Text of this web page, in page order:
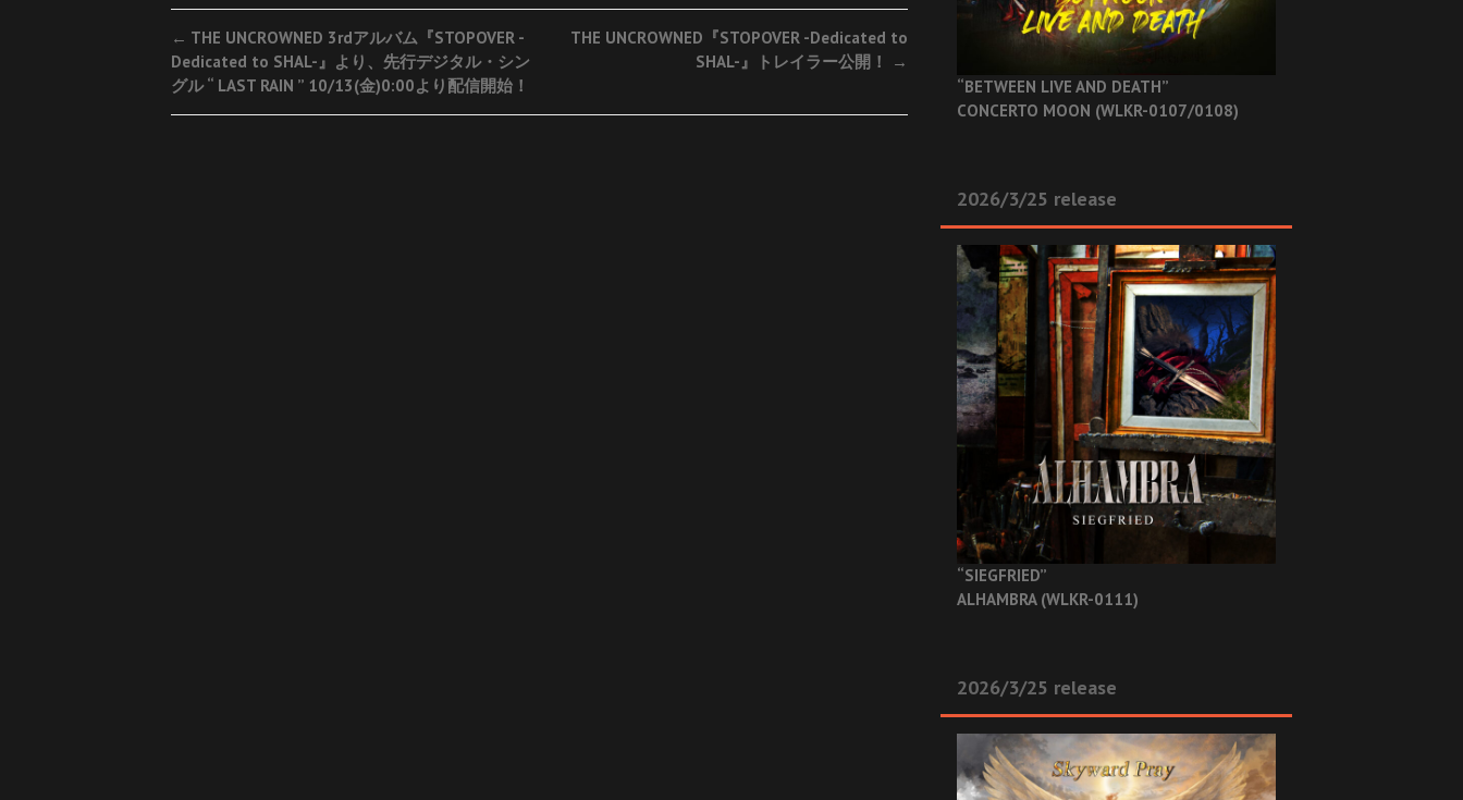
Post
navigation
← THE UNCROWNED 3rdアルバム『STOPOVER -
Dedicated to SHAL-』より、先行デジタル・シン
グル “ LAST RAIN ” 10/13(金)0:00より配信開始！
THE UNCROWNED『STOPOVER -Dedicated to
SHAL-』トレイラー公開！
→
“BETWEEN LIVE AND DEATH”
CONCERTO MOON (WLKR-0107/0108)
2026/3/25 release
“SIEGFRIED”
ALHAMBRA (WLKR-0111)
2026/3/25 release